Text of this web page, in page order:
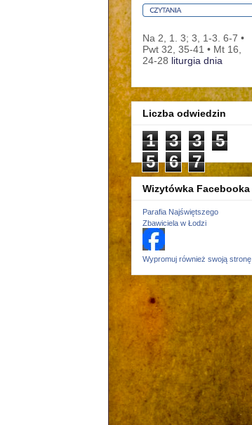
Na 2, 1. 3; 3, 1-3. 6-7 •
Pwt 32, 35-41 • Mt 16,
24-28 liturgia dnia
Liczba odwiedzin
1 3 3
5
5
6 7
Wizytówka Facebooka
Parafia Najświętszego
Zbawiciela w Łodzi
Wypromuj również swoją stronę